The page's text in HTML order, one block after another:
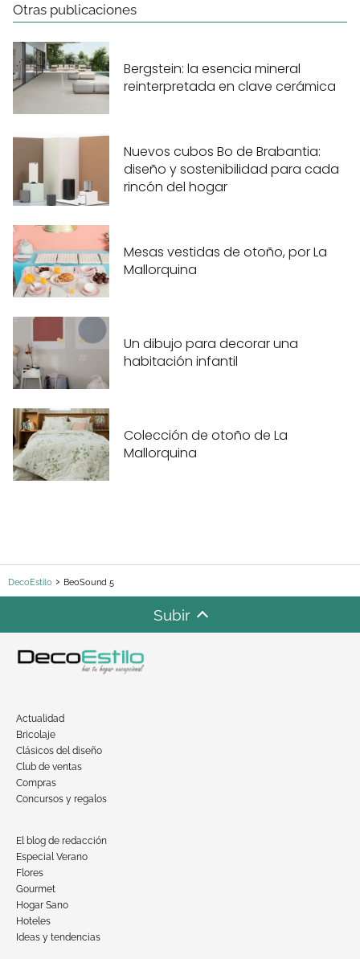
Otras publicaciones
Bergstein: la esencia mineral
reinterpretada en clave cerámica
Nuevos cubos Bo de Brabantia:
diseño y sostenibilidad para cada
rincón del hogar
Mesas vestidas de otoño, por La
Mallorquina
Un dibujo para decorar una
habitación infantil
Colección de otoño de La
Mallorquina
DecoEstilo BeoSound 5
Subir
Actualidad
Bricolaje
Clásicos del diseño
Club de ventas
Compras
Concursos y regalos
El blog de redacción
Especial Verano
Flores
Gourmet
Hogar Sano
Hoteles
Ideas y tendencias